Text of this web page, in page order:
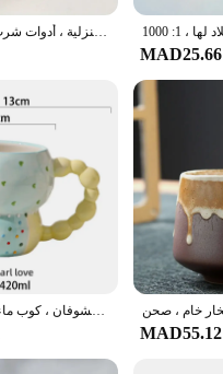
كوب قهوة بنمط منقوش بني ، أكواب ماء من السيراميك ، أدوات مطبخ ، هدايا أدوات مطبخ منزلية ، أدوات شرب صيفية ، صانعة
MAD25.66
الإبداعية السيراميك القهوة القدح ، قيمة اللون عالية ، كوب الإفطار ، الحليب ، الشاي ، عصير الفاكهة ، الشوفان ، كوب ماء ، عصير الفاكهة
MAD55.12